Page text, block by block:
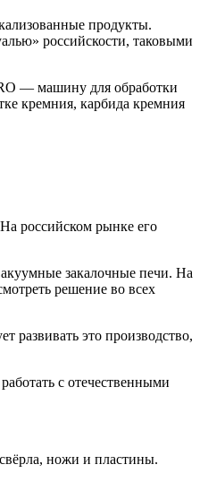
продукты.
российскости, таковыми
— машину для обработки
кремния, карбида кремния
российском рынке его
закалочные печи. На
решение во всех
развивать это производство,
с отечественными
ножи и пластины.